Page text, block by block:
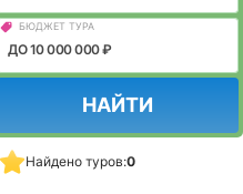
БЮДЖЕТ ТУРА
ДО 10 000 000 ₽
НАЙТИ
Найдено туров:0